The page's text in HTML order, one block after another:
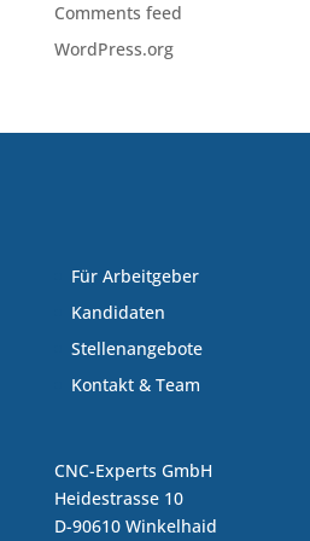
Comments feed
WordPress.org
Für Arbeitgeber
Kandidaten
Stellenangebote
Kontakt & Team
CNC-Experts GmbH
Heidestrasse 10
D-90610 Winkelhaid